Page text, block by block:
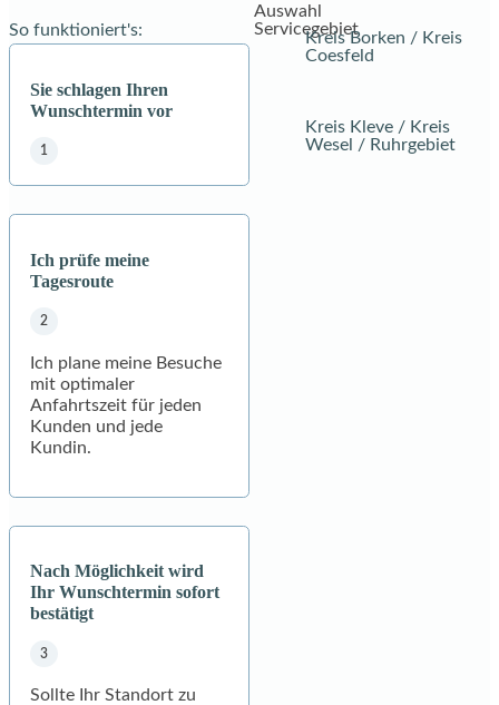
So funktioniert's:
Sie schlagen Ihren
Wunschtermin vor
Ich prüfe meine
Tagesroute
Ich plane meine Besuche
mit optimaler
Anfahrtszeit für jeden
Kunden und jede
Kundin.
Nach Möglichkeit wird
Ihr Wunschtermin sofort
bestätigt
Sollte Ihr Standort zu
Auswahl
ServicegebietKreis Borken / Kreis
Coesfeld
Kreis Kleve / Kreis
Wesel / Ruhrgebiet